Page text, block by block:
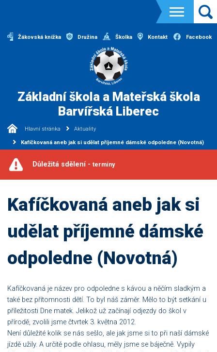
Žákovská knížka Družina Školka Kontakt Facebook
Základní škola a Mateřská škola
Barvířská Liberec
Hlavní stránka Aktuality
Kafíčkovaná aneb jak si udělat příjemné dámské odpoledne (Novotná)
Důležitá sdělení - termíny
Kafíčkovaná aneb jak si
udělat příjemné dámské
odpoledne (Novotná)
Kafíčkovaná je název pro odpoledne s kávou a něčím sladkým a
také bez přítomnosti dětí. To byl náš záměr. Mělo to být setkání u
příležitosti Dne matek. Jelikož už začínají odjezdy do škol v
přírodě, zvolili jsme čtvrtek 3. května 2012.
Není důležité kolik se nás sešlo, ale jak jsme si to při naší dámské
jízdě užily. A určitě podle ohlasu, měly jsme se báječně. Vypily